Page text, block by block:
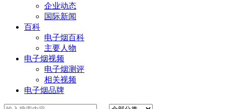
企业动态
国际新闻
百科
电子烟百科
主要人物
电子烟视频
电子烟测评
相关视频
电子烟品牌